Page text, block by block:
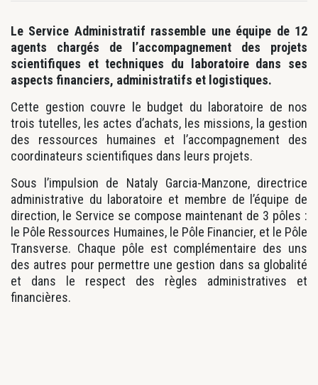
Le Service Administratif rassemble une équipe de 12
agents chargés de l’accompagnement des projets
scientifiques et techniques du laboratoire dans ses
aspects financiers, administratifs et logistiques.
Cette gestion couvre le budget du laboratoire de nos
trois tutelles, les actes d’achats, les missions, la gestion
des ressources humaines et l’accompagnement des
coordinateurs scientifiques dans leurs projets.
Sous l’impulsion de Nataly Garcia-Manzone, directrice
administrative du laboratoire et membre de l’équipe de
direction, le Service se compose maintenant de 3 pôles :
le Pôle Ressources Humaines, le Pôle Financier, et le Pôle
Transverse. Chaque pôle est complémentaire des uns
des autres pour permettre une gestion dans sa globalité
et dans le respect des règles administratives et
financières.